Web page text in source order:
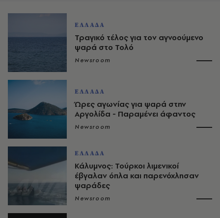
ΕΛΛΑΔΑ
Τραγικό τέλος για τον αγνοούμενο
ψαρά στο Τολό
Newsroom
ΕΛΛΑΔΑ
Ώρες αγωνίας για ψαρά στην
Αργολίδα - Παραμένει άφαντος
Newsroom
ΕΛΛΑΔΑ
Κάλυμνος: Τούρκοι λιμενικοί
έβγαλαν όπλα και παρενόχλησαν
ψαράδες
Newsroom